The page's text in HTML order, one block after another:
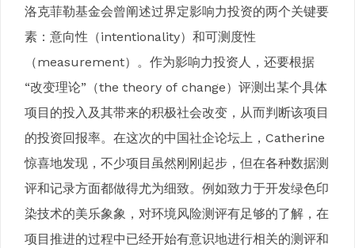
洛克菲勒基金会曾阐述过界定影响力投资的两个关键要
素：意向性（intentionality）和可测度性
（measurement）。作为影响力投资人，还要根据
“改变理论”（the theory of change）评测出某个具体
项目的投入及其带来的积极社会改变，从而判断该项目
的投资回报率。在这次的中国社企论坛上，Catherine
惊喜地发现，不少项目虽然刚刚起步，但在各种数据测
评和记录方面都做得尤为细致。例如致力于开发绿色印
染技术的美乐象象，对环境风险测评有足够的了解，在
项目推进的过程中已经开始有意识地进行相关的测评和